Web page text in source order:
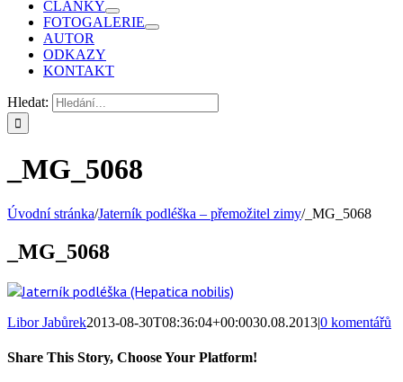
ČLÁNKY
FOTOGALERIE
AUTOR
ODKAZY
KONTAKT
Hledat:
_MG_5068
Úvodní stránka/Jaterník podléška – přemožitel zimy/_MG_5068
_MG_5068
Libor Jabůrek2013-08-30T08:36:04+00:0030.08.2013|0 komentářů
Share This Story, Choose Your Platform!